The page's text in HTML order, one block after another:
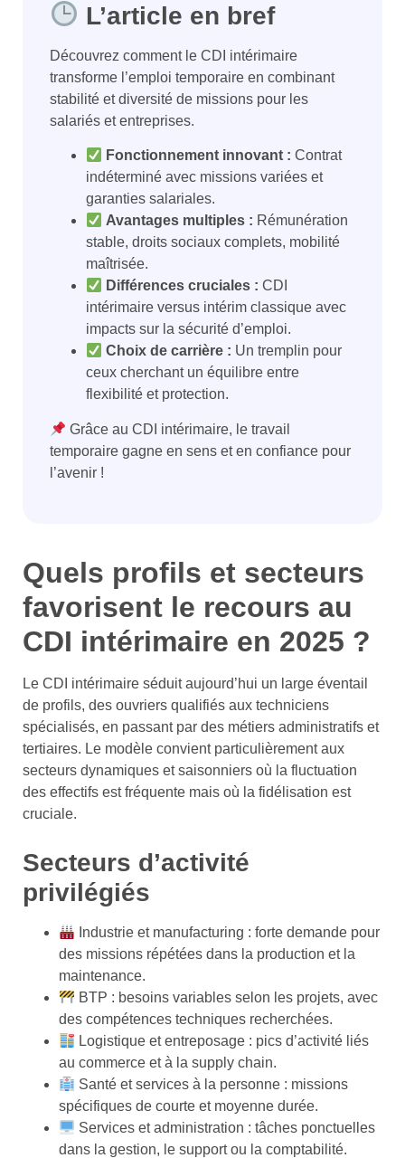
L’article en bref
Découvrez comment le CDI intérimaire
transforme l’emploi temporaire en combinant
stabilité et diversité de missions pour les
salariés et entreprises.
Fonctionnement innovant : Contrat
indéterminé avec missions variées et
garanties salariales.
Avantages multiples : Rémunération
stable, droits sociaux complets, mobilité
maîtrisée.
Différences cruciales : CDI
intérimaire versus intérim classique avec
impacts sur la sécurité d’emploi.
Choix de carrière : Un tremplin pour
ceux cherchant un équilibre entre
flexibilité et protection.
Grâce au CDI intérimaire, le travail
temporaire gagne en sens et en confiance pour
l’avenir !
Quels profils et secteurs
favorisent le recours au
CDI intérimaire en 2025 ?
Le CDI intérimaire séduit aujourd’hui un large éventail
de profils, des ouvriers qualifiés aux techniciens
spécialisés, en passant par des métiers administratifs et
tertiaires. Le modèle convient particulièrement aux
secteurs dynamiques et saisonniers où la fluctuation
des effectifs est fréquente mais où la fidélisation est
cruciale.
Secteurs d’activité
privilégiés
Industrie et manufacturing : forte demande pour
des missions répétées dans la production et la
maintenance.
BTP : besoins variables selon les projets, avec
des compétences techniques recherchées.
Logistique et entreposage : pics d’activité liés
au commerce et à la supply chain.
Santé et services à la personne : missions
spécifiques de courte et moyenne durée.
Services et administration : tâches ponctuelles
dans la gestion, le support ou la comptabilité.